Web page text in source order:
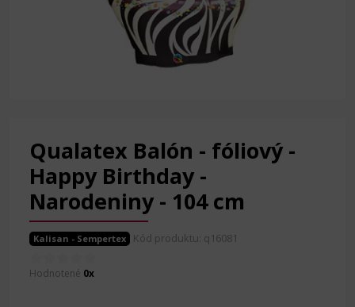
Qualatex Balón - fóliový -
Happy Birthday -
Narodeniny - 104 cm
Kalisan - Sempertex Kód produktu: q16081
Hodnotené 0x